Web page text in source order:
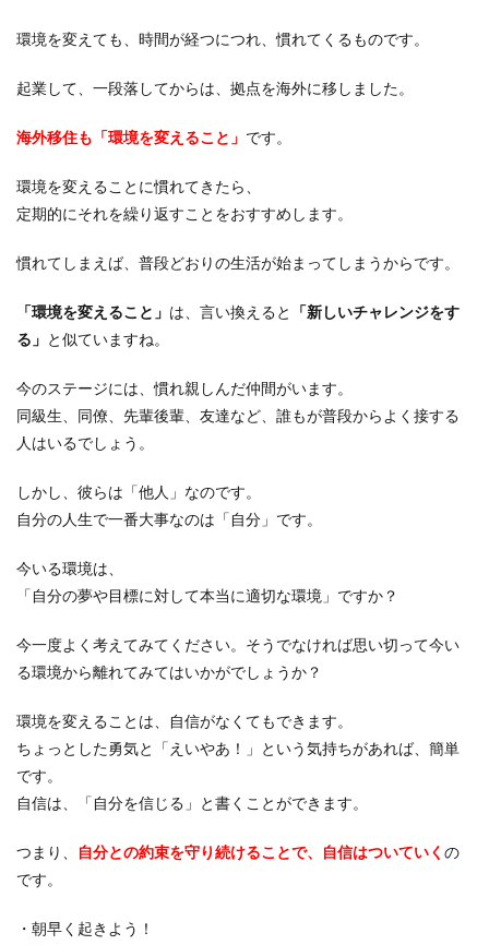
環境を変えても、時間が経つにつれ、慣れてくるものです。
起業して、一段落してからは、拠点を海外に移しました。
海外移住も「環境を変えること」 です。
環境を変えることに慣れてきたら、
定期的にそれを繰り返すことをおすすめします。
慣れてしまえば、普段どおりの生活が始まってしまうからです。
「環境を変えること」 は、言い換えると
「新しいチャレンジをす
る」 と似ていますね。
今のステージには、慣れ親しんだ仲間がいます。
同級生、同僚、先輩後輩、友達など、誰もが普段からよく接する
人はいるでしょう。
しかし、 彼らは「他人」 なのです。
自分の人生で一番大事なのは「自分」 です。
今いる環境は、
「自分の夢や目標に対して本当に適切な環境」 ですか？
今一度よく考えてみてください。そうでなければ思い切って今い
る環境から離れてみてはいかがでしょうか？
環境を変えることは、自信がなくてもできます。
ちょっとした勇気と「えいやあ！」という気持ちがあれば、簡単
です。
自信は、「自分を信じる」と書くことができます。
つまり、 自分との約束を守り続けることで、自信はついていく の
です。
・朝早く起きよう！